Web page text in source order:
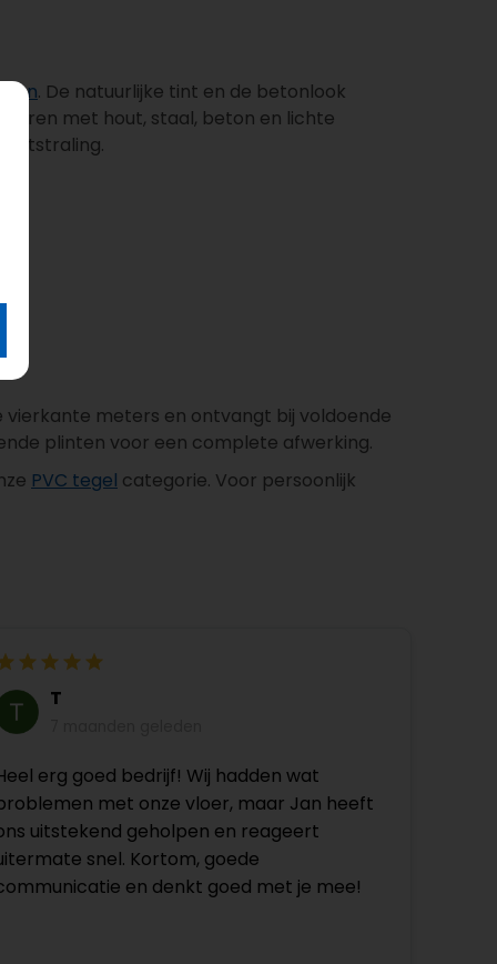
. De natuurlijke tint en de betonlook
met hout, staal, beton en lichte
uitstraling.
vierkante meters en ontvangt bij voldoende
plinten voor een complete afwerking.
PVC tegel categorie. Voor persoonlijk
T
erg goed bedrijf! Wij hadden wat
met onze vloer, maar Jan heeft
uitstekend geholpen en reageert
snel. Kortom, goede
en denkt goed met je mee!